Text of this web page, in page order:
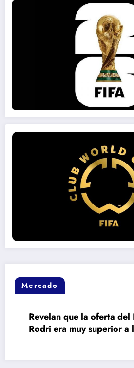
Mercado
Revelan que la oferta del
Rodri era muy superior a la